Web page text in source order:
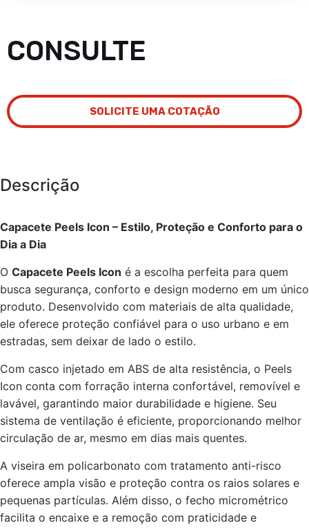
CONSULTE
SOLICITE UMA COTAÇÃO
Descrição
Capacete Peels Icon – Estilo, Proteção e Conforto para o
Dia a Dia
O Capacete Peels Icon é a escolha perfeita para quem
busca segurança, conforto e design moderno em um único
produto. Desenvolvido com materiais de alta qualidade,
ele oferece proteção confiável para o uso urbano e em
estradas, sem deixar de lado o estilo.
Com casco injetado em ABS de alta resistência, o Peels
Icon conta com forração interna confortável, removível e
lavável, garantindo maior durabilidade e higiene. Seu
sistema de ventilação é eficiente, proporcionando melhor
circulação de ar, mesmo em dias mais quentes.
A viseira em policarbonato com tratamento anti-risco
oferece ampla visão e proteção contra os raios solares e
pequenas partículas. Além disso, o fecho micrométrico
facilita o encaixe e a remoção com praticidade e